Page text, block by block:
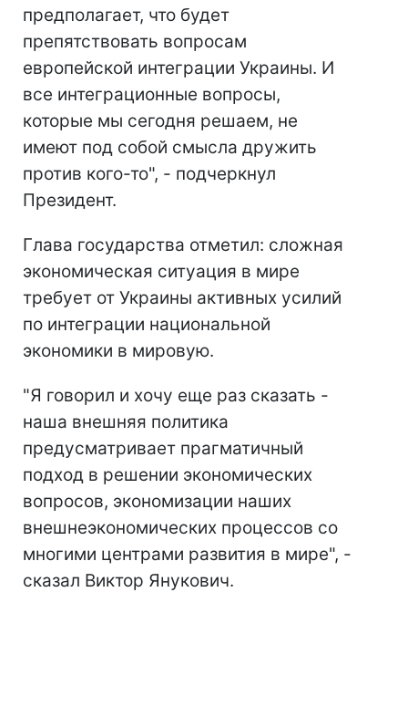
предполагает, что будет
препятствовать вопросам
европейской интеграции Украины. И
все интеграционные вопросы,
которые мы сегодня решаем, не
имеют под собой смысла дружить
против кого-то", - подчеркнул
Президент.
Глава государства отметил: сложная
экономическая ситуация в мире
требует от Украины активных усилий
по интеграции национальной
экономики в мировую.
"Я говорил и хочу еще раз сказать -
наша внешняя политика
предусматривает прагматичный
подход в решении экономических
вопросов, экономизации наших
внешнеэкономических процессов со
многими центрами развития в мире", -
сказал Виктор Янукович.